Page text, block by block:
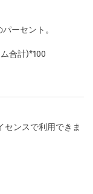
ーセント。
合計)*100
ンスで利用できま